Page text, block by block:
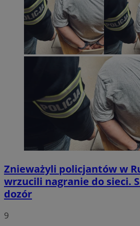
Znieważyli policjantów w
wrzucili nagranie do sieci.
dozór
9